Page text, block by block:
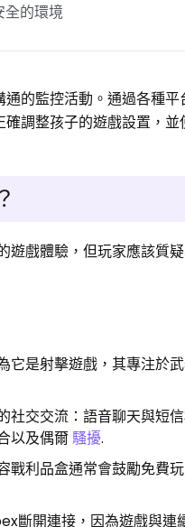
全的環境
的監控活動。通過各種
調整孩子的遊戲設置，
戲體驗，但玩家應該質
它是射擊遊戲，其專注於
社交交流：語音聊天與短
以及偶爾騷擾.
戰利品盒通常會鼓勵免費
斷開連接，因為遊戲與